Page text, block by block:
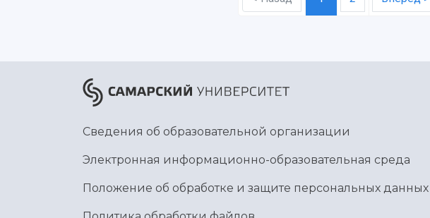
Сведения об образовательной организации
Электронная информационно-образовательная среда
Положение об обработке и защите персональных данных